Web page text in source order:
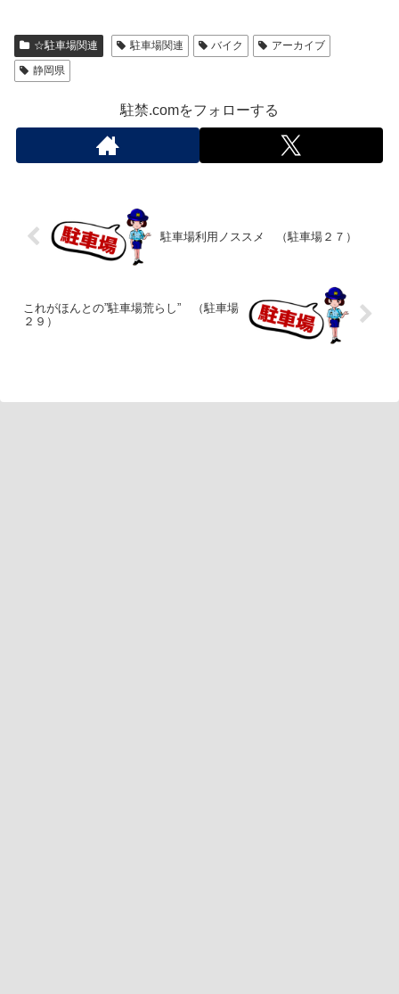
☆駐車場関連 駐車場関連 バイク
アーカイブ
静岡県
駐禁.comをフォローする
駐車場利用ノススメ （駐車場２７）
これがほんとの”駐車場荒らし” （駐車場
２９）